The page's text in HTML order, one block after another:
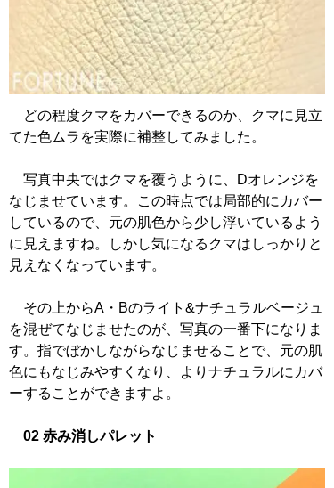
どの程度クマをカバーできるのか、クマに見立
てた色ムラを実際に補整してみました。
写真中央ではクマを覆うように、Dオレンジを
なじませています。この時点では局部的にカバー
しているので、元の肌色から少し浮いているよう
に見えますね。しかし気になるクマはしっかりと
見えなくなっています。
その上からA・Bのライト&ナチュラルベージュ
を混ぜてなじませたのが、写真の一番下になりま
す。指でぼかしながらなじませることで、元の肌
色にもなじみやすくなり、よりナチュラルにカバ
ーすることができますよ。
02 赤み消しパレット